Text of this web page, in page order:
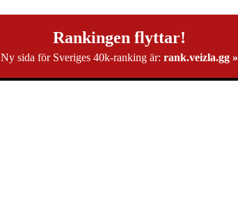
Rankingen flyttar!
Ny sida för Sveriges 40k-ranking är: rank.veizla.gg »